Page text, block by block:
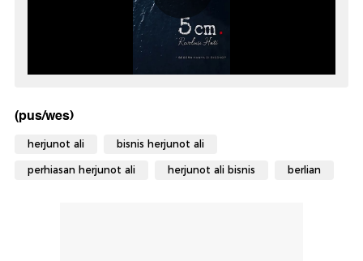
(pus/wes)
herjunot ali bisnis herjunot ali
perhiasan herjunot ali herjunot ali bisnis berlian